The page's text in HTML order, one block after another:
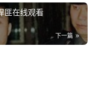
匪在线观看
下一篇